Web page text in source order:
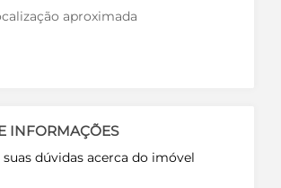
aproximada
INFORMAÇÕES
suas dúvidas acerca do imóvel